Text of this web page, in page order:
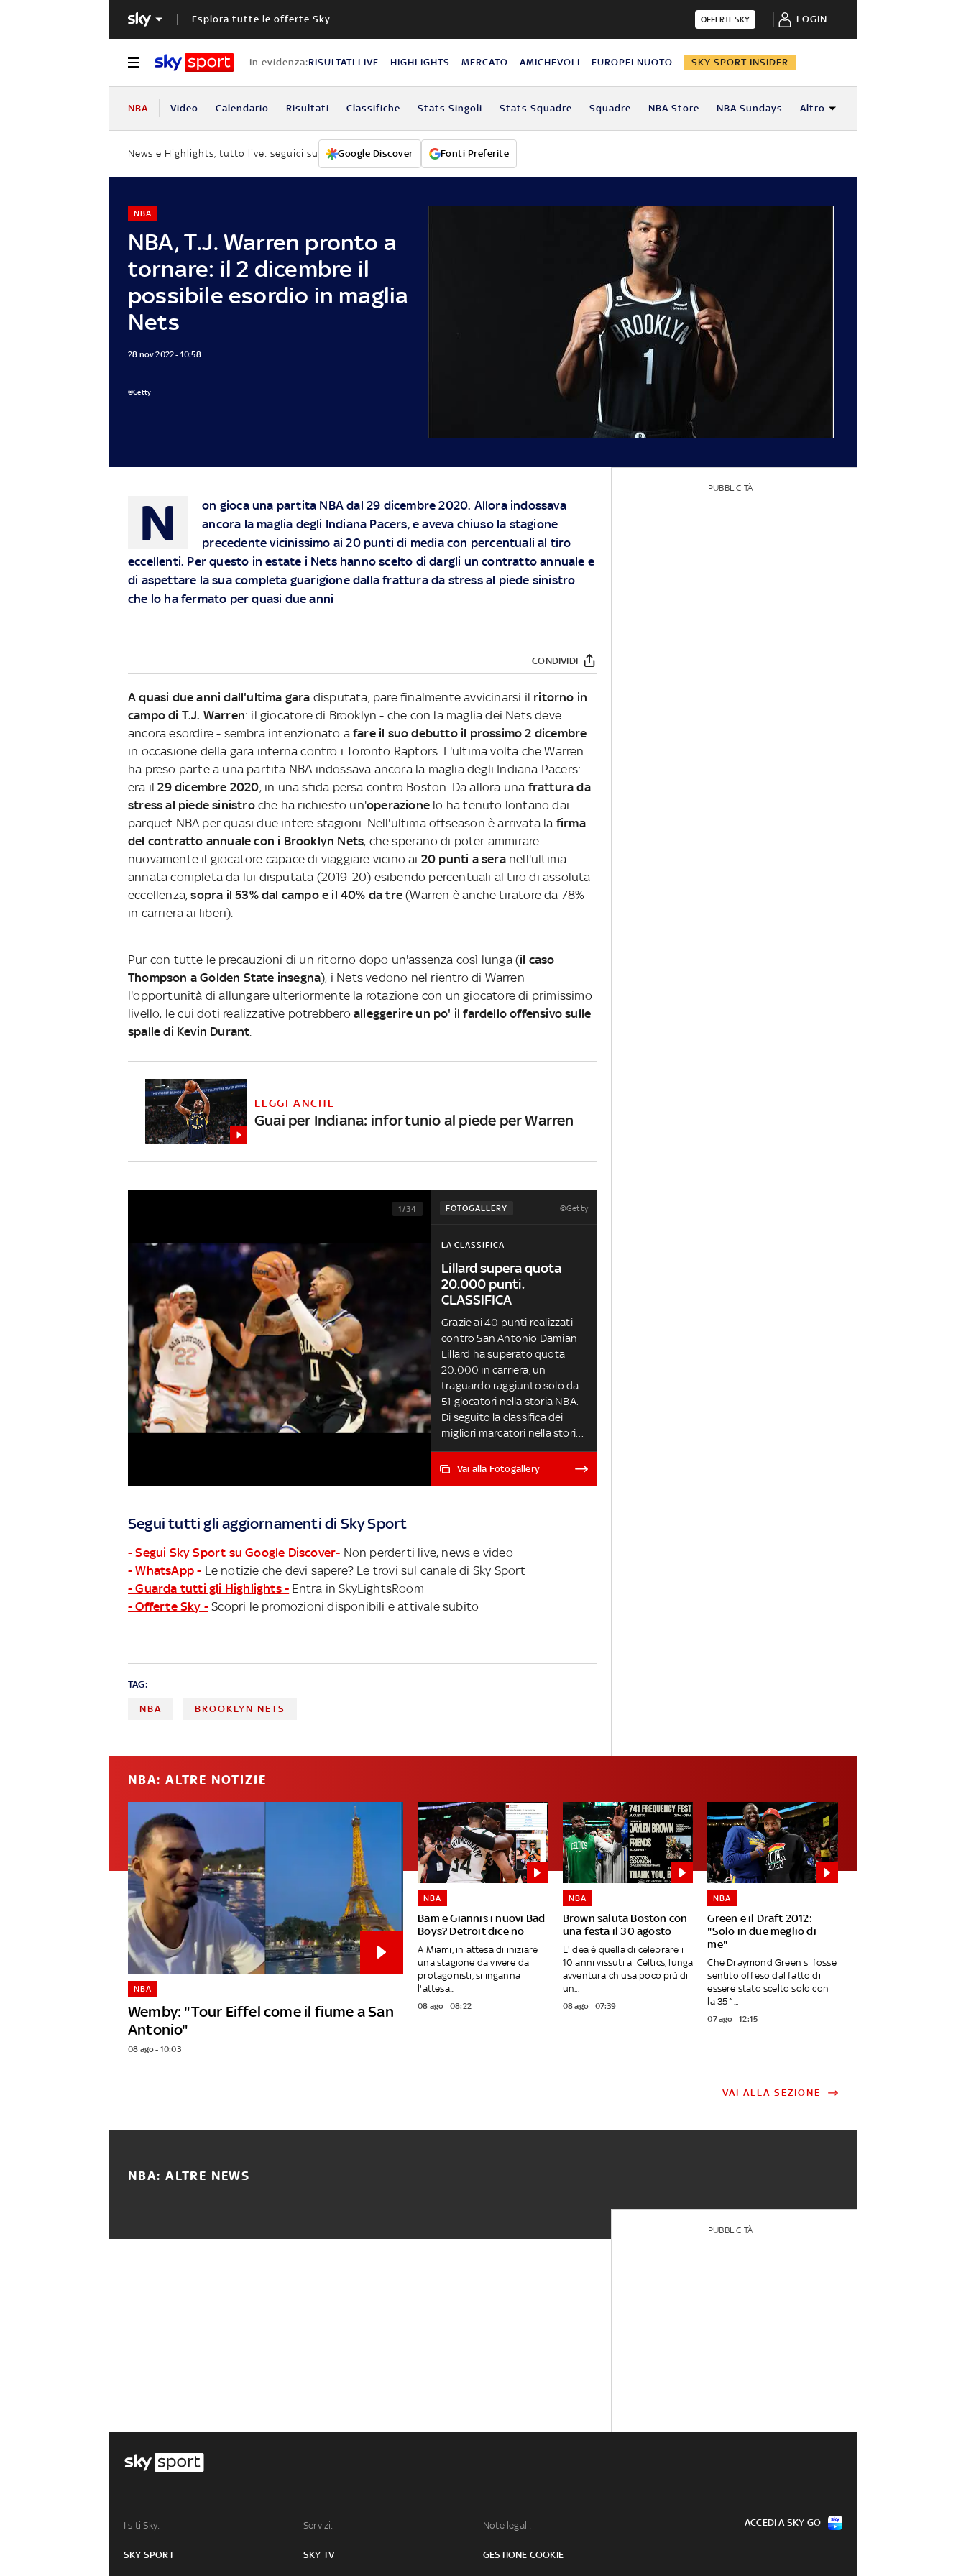
Esplora tutte le offerte Sky OFFERTE SKY LOGIN
In evidenza:RISULTATI LIVE HIGHLIGHTS MERCATO AMICHEVOLI EUROPEI NUOTO SKY SPORT INSIDER
NBA Video Calendario Risultati Classifiche Stats Singoli Stats Squadre Squadre NBA Store NBA Sundays Altro
News e Highlights, tutto live: seguici su Google Discover Fonti Preferite
NBA, T.J. Warren pronto a
tornare: il 2 dicembre il
possibile esordio in maglia
Nets
NBA
28 nov 2022 - 10:58
©Getty
N
on gioca una partita NBA dal 29 dicembre 2020. Allora indossava
ancora la maglia degli Indiana Pacers, e aveva chiuso la stagione
precedente vicinissimo ai 20 punti di media con percentuali al tiro
eccellenti. Per questo in estate i Nets hanno scelto di dargli un contratto annuale e
di aspettare la sua completa guarigione dalla frattura da stress al piede sinistro
che lo ha fermato per quasi due anni
CONDIVIDI
A quasi due anni dall'ultima gara disputata, pare finalmente avvicinarsi il ritorno in
campo di T.J. Warren: il giocatore di Brooklyn - che con la maglia dei Nets deve
ancora esordire - sembra intenzionato afare il suo debutto il prossimo 2 dicembre
in occasione della gara interna contro i Toronto Raptors. L'ultima volta che Warren
ha preso parte a una partita NBA indossava ancora la maglia degli Indiana Pacers:
era il29 dicembre 2020, in una sfida persa contro Boston. Da allora una frattura da
stress al piede sinistroche ha richiesto un'operazione lo ha tenuto lontano dai
parquet NBA per quasi due intere stagioni. Nell'ultima offseason è arrivata la firma
del contratto annuale con i Brooklyn Nets, che sperano di poter ammirare
nuovamente il giocatore capace di viaggiare vicino ai 20 punti a sera nell'ultima
annata completa da lui disputata (2019-20) esibendo percentuali al tiro di assoluta
eccellenza,sopra il 53% dal campo e il 40% da tre (Warren è anche tiratore da 78%
in carriera ai liberi).
Pur con tutte le precauzioni di un ritorno dopo un'assenza così lunga (il caso
Thompson a Golden State insegna), i Nets vedono nel rientro di Warren
l'opportunità di allungare ulteriormente la rotazione con un giocatore di primissimo
livello, le cui doti realizzative potrebbero alleggerire un po' il fardello offensivo sulle
spalle di Kevin Durant.
LEGGI ANCHE
Guai per Indiana: infortunio al piede per Warren
FOTOGALLERY ©Getty
1/34
LA CLASSIFICA
Lillard supera quota
20.000 punti.
CLASSIFICA
Grazie ai 40 punti realizzati
contro San Antonio Damian
Lillard ha superato quota
20.000 in carriera, un
traguardo raggiunto solo da
51 giocatori nella storia NBA.
Di seguito la classifica dei
migliori marcatori nella storia
della lega (oltre la 30esima
posizione abbiamo inserito
Vai alla Fotogallery
Segui tutti gli aggiornamenti di Sky Sport
- Segui Sky Sport su Google Discover- Non perderti live, news e video
- WhatsApp - Le notizie che devi sapere? Le trovi sul canale di Sky Sport
- Guarda tutti gli Highlights - Entra in SkyLightsRoom
- Offerte Sky - Scopri le promozioni disponibili e attivale subito
TAG:
NBA BROOKLYN NETS
PUBBLICITÀ
NBA: ALTRE NOTIZIE
Wemby: "Tour Eiffel come il fiume a San
Antonio"
NBA
08 ago - 10:03
Bam e Giannis i nuovi Bad
Boys? Detroit dice no
NBA
A Miami, in attesa di iniziare
una stagione da vivere da
protagonisti, si inganna
l'attesa...
08 ago - 08:22
Brown saluta Boston con
una festa il 30 agosto
NBA
L'idea è quella di celebrare i
10 anni vissuti ai Celtics, lunga
avventura chiusa poco più di
un...
08 ago - 07:39
Green e il Draft 2012:
"Solo in due meglio di
me"
NBA
Che Draymond Green si fosse
sentito offeso dal fatto di
essere stato scelto solo con
la 35^...
07 ago - 12:15
VAI ALLA SEZIONE
NBA: ALTRE NEWS
PUBBLICITÀ
I siti Sky:
SKY SPORT
Servizi:
SKY TV
Note legali:
GESTIONE COOKIE
ACCEDI A SKY GO